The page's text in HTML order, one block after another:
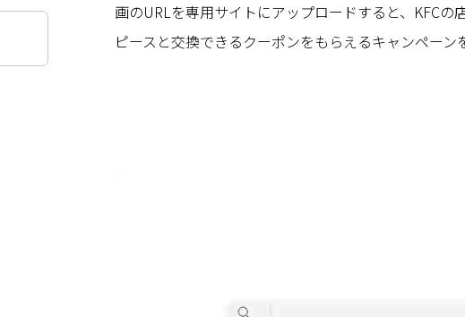
画のURLを専用サイトにアップロードすると、KFCの
ピースと交換できるクーポンをもらえるキャンペーン